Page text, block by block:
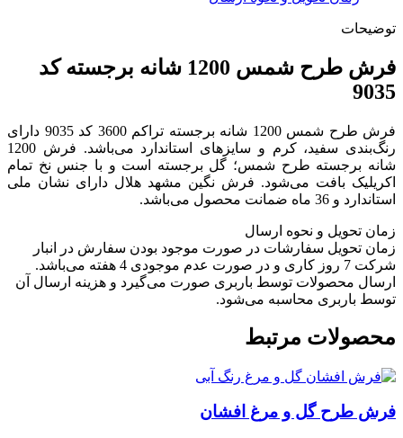
توضیحات
فرش طرح شمس 1200 شانه برجسته کد
9035
فرش طرح شمس 1200 شانه برجسته تراکم 3600 کد 9035 دارای
رنگ‌بندی سفید، کرم و سایزهای استاندارد می‌باشد. فرش 1200
شانه برجسته طرح شمس؛ گل برجسته است و با جنس نخ تمام
اکریلیک بافت می‌شود. فرش نگین مشهد هلال دارای نشان ملی
استاندارد و 36 ماه ضمانت محصول می‌باشد.
زمان تحویل و نحوه ارسال
زمان تحویل سفارشات در صورت موجود بودن سفارش در انبار
شرکت 7 روز کاری و در صورت عدم موجودی 4 هفته می‌باشد.
ارسال محصولات توسط باربری صورت می‌گیرد و هزینه ارسال آن
توسط باربری محاسبه می‌شود.
محصولات مرتبط
فرش طرح گل و مرغ افشان